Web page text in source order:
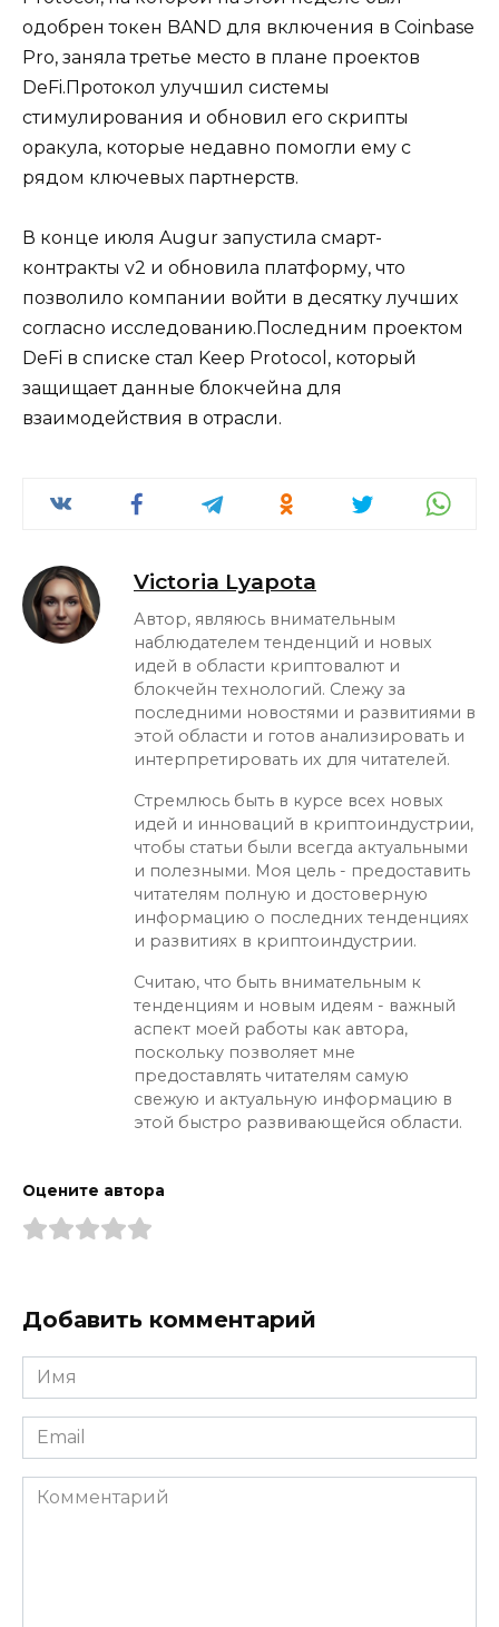
одобрен токен BAND для включения в Coinbase
Pro, заняла третье место в плане проектов
DeFi.Протокол улучшил системы
стимулирования и обновил его скрипты
оракула, которые недавно помогли ему с
рядом ключевых партнерств.
В конце июля Augur запустила смарт-
контракты v2 и обновила платформу, что
позволило компании войти в десятку лучших
согласно исследованию.Последним проектом
DeFi в списке стал Keep Protocol, который
защищает данные блокчейна для
взаимодействия в отрасли.
Victoria Lyapota
Автор, являюсь внимательным
наблюдателем тенденций и новых
идей в области криптовалют и
блокчейн технологий. Слежу за
последними новостями и развитиями в
этой области и готов анализировать и
интерпретировать их для читателей.
Стремлюсь быть в курсе всех новых
идей и инноваций в криптоиндустрии,
чтобы статьи были всегда актуальными
и полезными. Моя цель - предоставить
читателям полную и достоверную
информацию о последних тенденциях
и развитиях в криптоиндустрии.
Считаю, что быть внимательным к
тенденциям и новым идеям - важный
аспект моей работы как автора,
поскольку позволяет мне
предоставлять читателям самую
свежую и актуальную информацию в
этой быстро развивающейся области.
Оцените автора
Добавить комментарий
Имя
*
Email
*
Комментарий